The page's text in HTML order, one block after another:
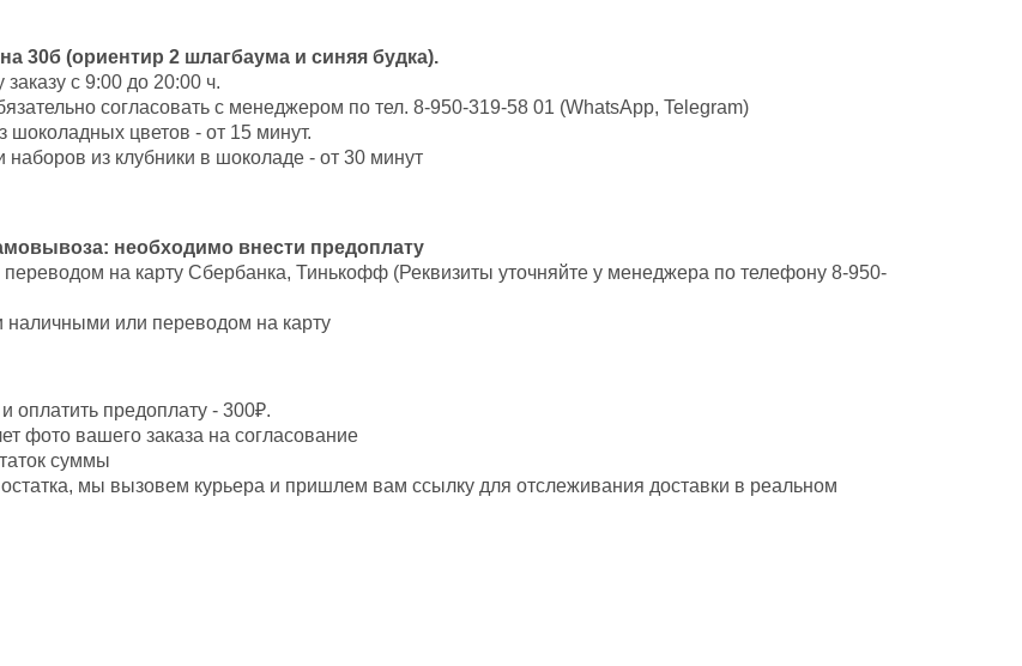
30б (ориентир 2 шлагбаума и синяя будка).
с 9:00 до 20:00 ч.
согласовать с менеджером по тел. 8-950-319-58 01 (WhatsApp, Telegram)
цветов - от 15 минут.
из клубники в шоколаде - от 30 минут
необходимо внести предоплату
переводом на карту Сбербанка, Тинькофф (Реквизиты уточняйте у менеджера по телефону 8-950-
наличными или переводом на карту
оплатить предоплату - 300₽.
фото вашего заказа на согласование
суммы
мы вызовем курьера и пришлем вам ссылку для отслеживания доставки в реальном